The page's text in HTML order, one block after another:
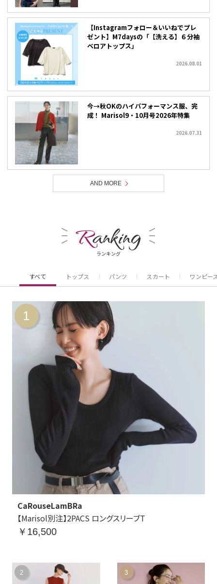
【Instagramフォロー＆いいねでプレ
ゼント】M7daysの「【洗える】６分袖
ベロアトップス」
2026.08.01
今→秋OKのハイパフォーマンス服、完
成！ Marisol9・10月号2026年特集
2026.07.31
AND MORE
Ranking
ランキング
すべて トップス パンツ スカート ワンピー
CaRouseLamBRa
【Marisol別注】2PACS ロングスリーブT
￥16,500